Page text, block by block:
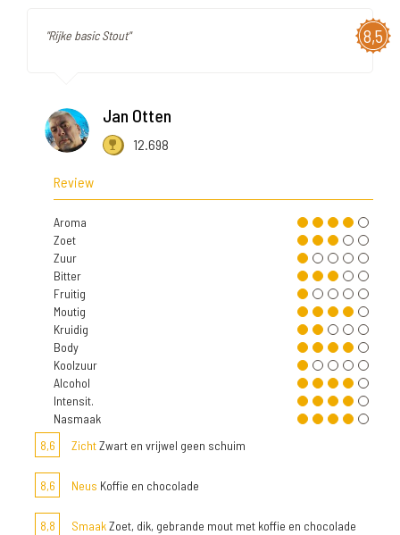
8,5
"Rijke basic Stout"
Jan Otten
12.698
Review
Aroma
Zoet
Zuur
Bitter
Fruitig
Moutig
Kruidig
Body
Koolzuur
Alcohol
Intensit.
Nasmaak
8,6
ZichtZwart en vrijwel geen schuim
8,6 Neus Koffie en chocolade
8,8 SmaakZoet, dik, gebrande mout met koffie en chocolade